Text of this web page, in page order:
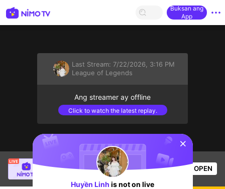
Buksan ang
App
Last Stream: 7/22/2026, 3:16 PM
League of Legends
Ang streamer ay offline
Click to watch the latest replay.
is live!
League of Legends
3.5k Views OPEN
sentinelStart
Huyền Linh is not on live